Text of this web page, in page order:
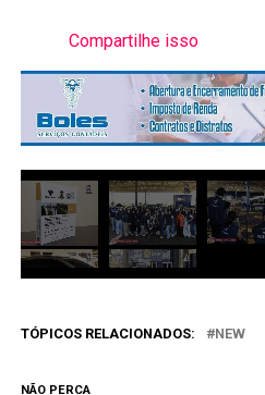
Compartilhe isso
TÓPICOS RELACIONADOS: NEW
NÃO PERCA